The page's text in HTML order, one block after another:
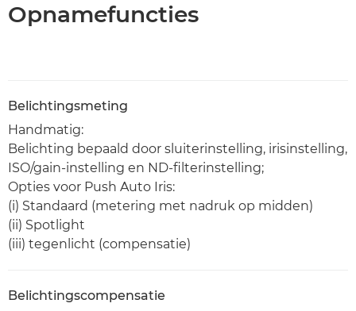
Opnamefuncties
Belichtingsmeting
Handmatig:
Belichting bepaald door sluiterinstelling, irisinstelling,
ISO/gain-instelling en ND-filterinstelling;
Opties voor Push Auto Iris:
(i) Standaard (metering met nadruk op midden)
(ii) Spotlight
(iii) tegenlicht (compensatie)
Belichtingscompensatie